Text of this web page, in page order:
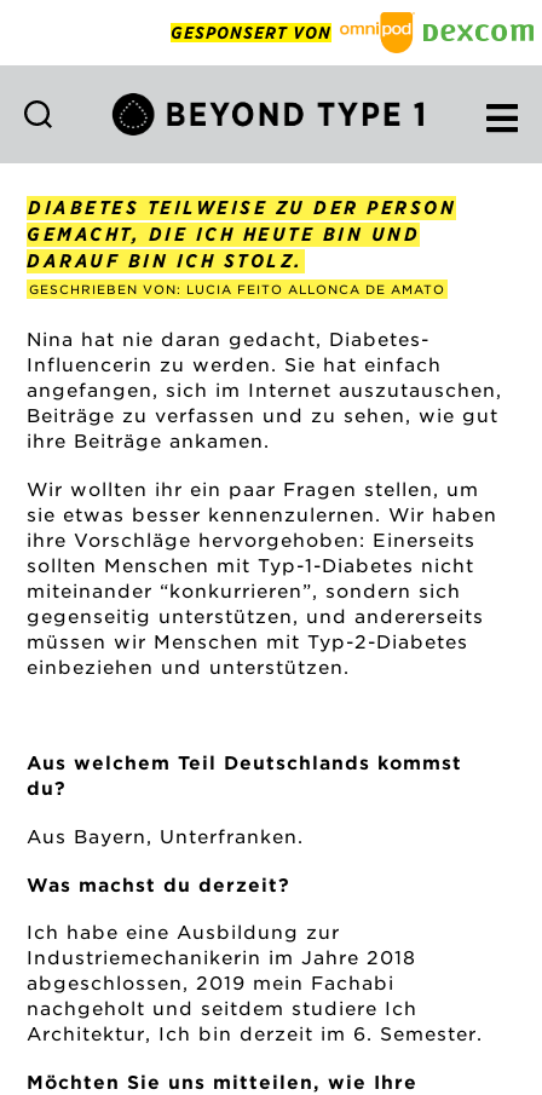
GESPONSERT VON
1
Deutsch
DIABETES TEILWEISE ZU DER PERSON
GEMACHT, DIE ICH HEUTE BIN UND
DARAUF BIN ICH STOLZ.
GESCHRIEBEN VON: LUCIA FEITO ALLONCA DE AMATO
Nina hat nie daran gedacht, Diabetes-
Influencerin zu werden. Sie hat einfach
angefangen, sich im Internet auszutauschen,
Beiträge zu verfassen und zu sehen, wie gut
ihre Beiträge ankamen.
Wir wollten ihr ein paar Fragen stellen, um
sie etwas besser kennenzulernen. Wir haben
ihre Vorschläge hervorgehoben: Einerseits
sollten Menschen mit Typ-1-Diabetes nicht
miteinander “konkurrieren”, sondern sich
gegenseitig unterstützen, und andererseits
müssen wir Menschen mit Typ-2-Diabetes
einbeziehen und unterstützen.
Aus welchem Teil Deutschlands kommst
du?
Aus Bayern, Unterfranken.
Was machst du derzeit?
Ich habe eine Ausbildung zur
Industriemechanikerin im Jahre 2018
abgeschlossen, 2019 mein Fachabi
nachgeholt und seitdem studiere Ich
Architektur, Ich bin derzeit im 6. Semester.
Möchten Sie uns mitteilen, wie Ihre